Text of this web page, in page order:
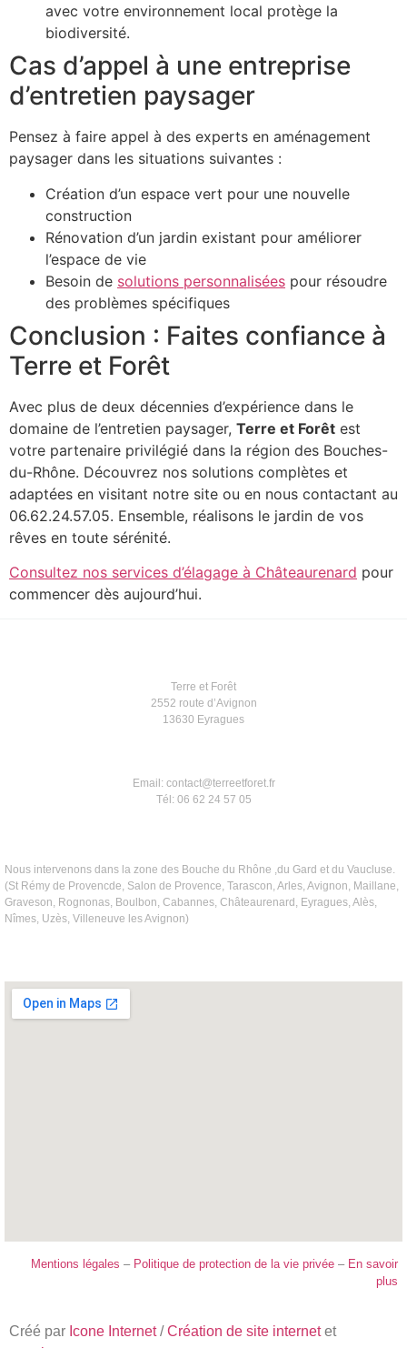
avec votre environnement local protège la
biodiversité.
Cas d’appel à une entreprise
d’entretien paysager
Pensez à faire appel à des experts en aménagement
paysager dans les situations suivantes :
Création d’un espace vert pour une nouvelle
construction
Rénovation d’un jardin existant pour améliorer
l’espace de vie
Besoin de solutions personnalisées pour résoudre
des problèmes spécifiques
Conclusion : Faites confiance à
Terre et Forêt
Avec plus de deux décennies d’expérience dans le
domaine de l’entretien paysager, Terre et Forêt est
votre partenaire privilégié dans la région des Bouches-
du-Rhône. Découvrez nos solutions complètes et
adaptées en visitant notre site ou en nous contactant au
06.62.24.57.05. Ensemble, réalisons le jardin de vos
rêves en toute sérénité.
Consultez nos services d’élagage à Châteaurenard pour
commencer dès aujourd’hui.
Terre et Forêt
2552 route d’Avignon
13630 Eyragues
Email: contact@terreetforet.fr
Tél: 06 62 24 57 05
Nous intervenons dans la zone des Bouche du Rhône ,du Gard et du Vaucluse.
(St Rémy de Provencde, Salon de Provence, Tarascon, Arles, Avignon, Maillane,
Graveson, Rognonas, Boulbon, Cabannes, Châteaurenard, Eyragues, Alès,
Nîmes, Uzès, Villeneuve les Avignon)
Mentions légales – Politique de protection de la vie privée – En savoir
plus
Créé par Icone Internet/Création de site internetet